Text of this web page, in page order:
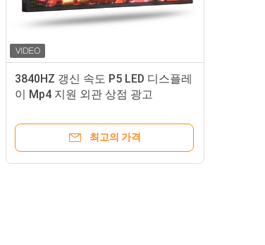
3840HZ 갱신 속도 P5 LED 디스플레
이 Mp4 지원 외관 상점 광고
최고의 가격